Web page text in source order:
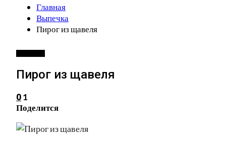
Главная
Выпечка
Пирог из щавеля
Пирог из щавеля
0 1
Поделится